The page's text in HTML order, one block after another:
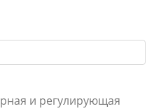
и регулирующая